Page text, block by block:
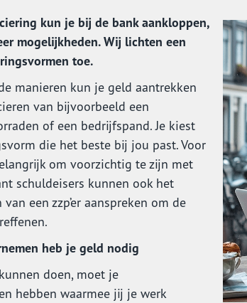
kun je bij de bank aankloppen,
mogelijkheden. Wij lichten een
toe.
manieren kun je geld aantrekken
van bijvoorbeeld een
of een bedrijfspand. Je kiest
die het beste bij jou past. Voor
om voorzichtig te zijn met
schuldeisers kunnen ook het
een zzp’er aanspreken om de
heb je geld nodig
doen, moet je
hebben waarmee jij je werk